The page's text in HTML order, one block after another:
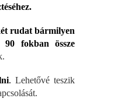
rudat bármilyen
90 fokban össze
. Lehetővé teszik